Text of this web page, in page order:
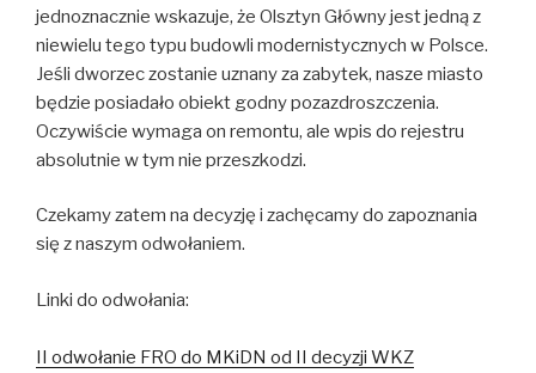
jednoznacznie wskazuje, że Olsztyn Główny jest jedną z
niewielu tego typu budowli modernistycznych w Polsce.
Jeśli dworzec zostanie uznany za zabytek, nasze miasto
będzie posiadało obiekt godny pozazdroszczenia.
Oczywiście wymaga on remontu, ale wpis do rejestru
absolutnie w tym nie przeszkodzi.
Czekamy zatem na decyzję i zachęcamy do zapoznania
się z naszym odwołaniem.
Linki do odwołania:
II odwołanie FRO do MKiDN od II decyzji WKZ